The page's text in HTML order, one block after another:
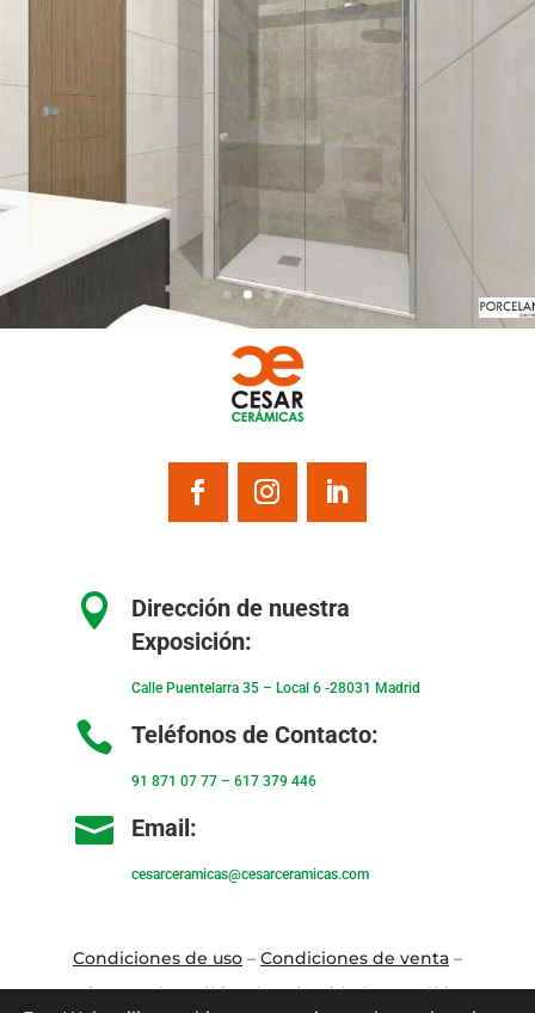
Diseño 3D para Baño
DISEÑO 3D PARA TU
REFORMA
CONTACTA CON NOSOTROS

Dirección de nuestra
Exposición:
Calle Puentelarra 35 – Local 6 -28031 Madrid
 Teléfonos de Contacto:
91 871 07 77– 617 379 446
 Email:
cesarceramicas@cesarceramicas.com
Condiciones de uso– Condiciones de venta–
Aviso Legal–Política de privacidad –Política